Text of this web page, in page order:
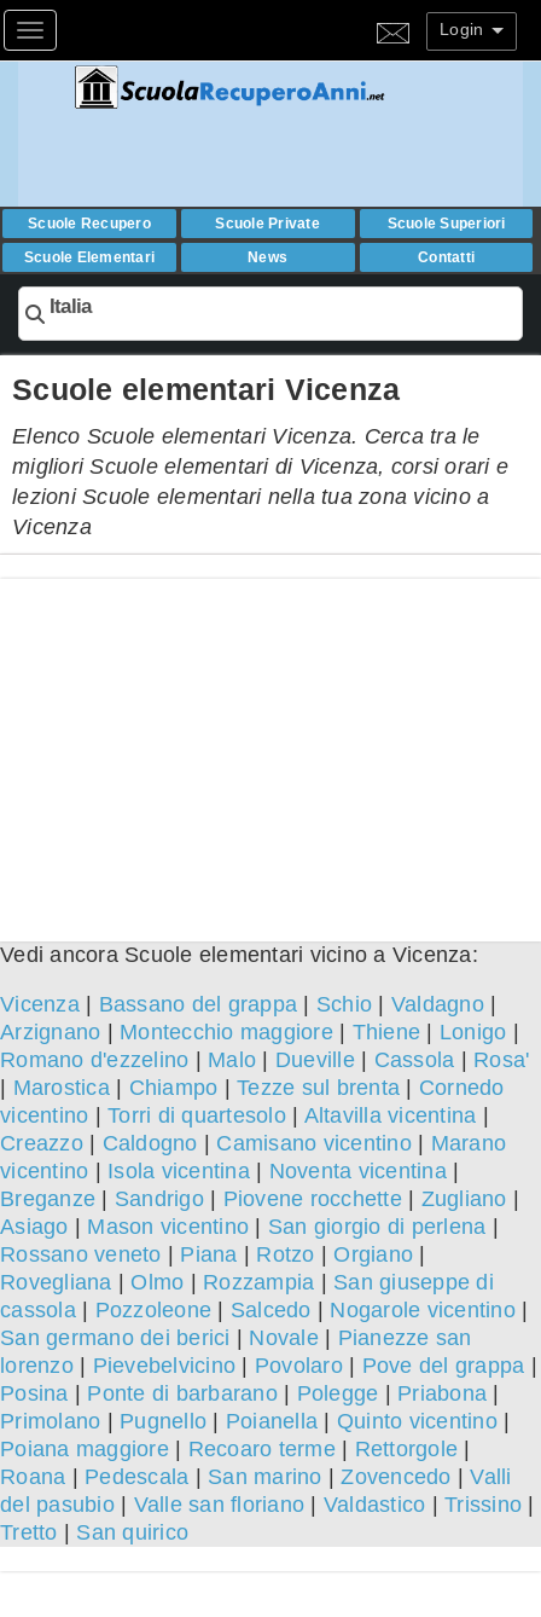
Toggle navigation Login
Scuole Recupero Scuole Private
Scuole Superiori
Scuole Elementari
News Contatti
Italia
Scuole elementari Vicenza
Elenco Scuole elementari Vicenza. Cerca tra le
migliori Scuole elementari di Vicenza, corsi orari e
lezioni Scuole elementari nella tua zona vicino a
Vicenza
Vedi ancora Scuole elementari vicino a Vicenza:
Vicenza| Bassano del grappa Schio Valdagno|
Arzignano
Montecchio maggiore| Thiene Lonigo
Romano d'ezzelino
Malo Dueville| Cassola
Rosa'
Marostica| Chiampo Tezze sul brenta
Cornedo
vicentino
Torri di quartesolo| Altavilla vicentina
Creazzo| Caldogno Camisano vicentino| Marano
vicentino
Isola vicentina| Noventa vicentina|
Breganze
Sandrigo| Piovene rocchette| Zugliano
Asiago
Mason vicentino San giorgio di perlena
Rossano veneto
Piana Rotzo Orgiano
Rovegliana
Olmo Rozzampia
San giuseppe di
cassola| Pozzoleone Salcedo Nogarole vicentino|
San germano dei berici
Novale| Pianezze san
lorenzo| Pievebelvicino Povolaro| Pove del grappa
Posina
Ponte di barbarano| Polegge Priabona
Primolano
Pugnello Poianella Quinto vicentino|
Poiana maggiore| Recoaro terme| Rettorgole
Roana
Pedescala San marino |Zovencedo |Valli
del pasubio| Valle san floriano Valdastico Trissino
Tretto
San quirico